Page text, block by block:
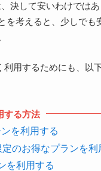
決して安いわけでは
を考えると、少しでも
利用するためにも、以
する方法
を利用する
のお得なプランを利
を利用する